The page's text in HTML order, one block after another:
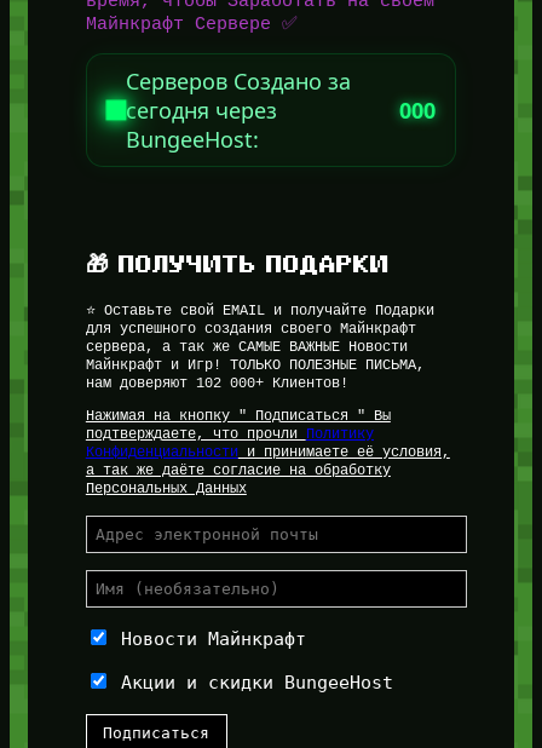
Майнкрафт Сервере ✅
Серверов Создано за
сегодня через
BungeeHost:
000
🎁 ПОЛУЧИТЬ ПОДАРКИ
⭐ Оставьте свой EMAIL и получайте Подарки
для успешного создания своего Майнкрафт
сервера, а так же САМЫЕ ВАЖНЫЕ Новости
Майнкрафт и Игр! ТОЛЬКО ПОЛЕЗНЫЕ ПИСЬМА,
нам доверяют 102 000+ Клиентов!
Нажимая на кнопку " Подписаться " Вы
подтверждаете, что прочли
Политику
Конфиденциальностии принимаете её условия,
а так же даёте согласие на обработку
Персональных Данных
Новости Майнкрафт
Акции и скидки BungeeHost